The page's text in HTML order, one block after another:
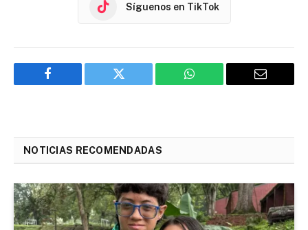
Síguenos en TikTok
Facebook Twitter WhatsApp Email
NOTICIAS RECOMENDADAS